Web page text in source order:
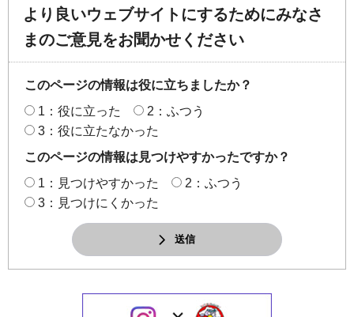
より良いウェブサイトにするためにみなさ
まのご意見をお聞かせください
このページの情報は役に立ちましたか？
1：役に立った
2：ふつう
3：役に立たなかった
このページの情報は見つけやすかったですか？
1：見つけやすかった
2：ふつう
3：見つけにくかった
送信